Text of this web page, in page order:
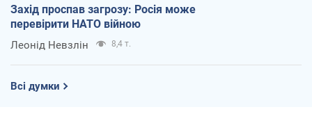
Захід проспав загрозу: Росія може
перевірити НАТО війною
Леонід Невзлін 8,4 т.
Всі думки